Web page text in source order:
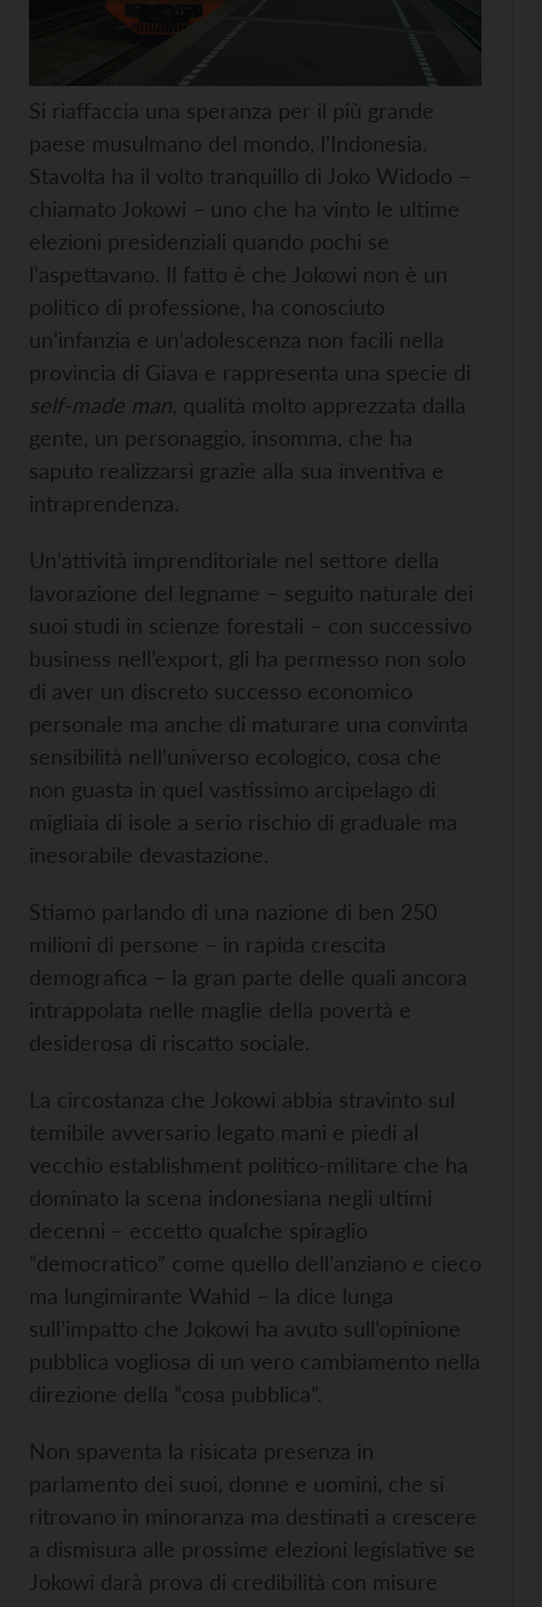
Si riaffaccia una speranza per il più grande
paese musulmano del mondo, l’Indonesia.
Stavolta ha il volto tranquillo di Joko Widodo –
chiamato Jokowi – uno che ha vinto le ultime
elezioni presidenziali quando pochi se
l’aspettavano. Il fatto è che Jokowi non è un
politico di professione, ha conosciuto
un’infanzia e un’adolescenza non facili nella
provincia di Giava e rappresenta una specie di
self-made man , qualità molto apprezzata dalla
gente, un personaggio, insomma, che ha
saputo realizzarsi grazie alla sua inventiva e
intraprendenza.
Un’attività imprenditoriale nel settore della
lavorazione del legname – seguito naturale dei
suoi studi in scienze forestali – con successivo
business nell’export, gli ha permesso non solo
di aver un discreto successo economico
personale ma anche di maturare una convinta
sensibilità nell’universo ecologico, cosa che
non guasta in quel vastissimo arcipelago di
migliaia di isole a serio rischio di graduale ma
inesorabile devastazione.
Stiamo parlando di una nazione di ben 250
milioni di persone – in rapida crescita
demografica – la gran parte delle quali ancora
intrappolata nelle maglie della povertà e
desiderosa di riscatto sociale.
La circostanza che Jokowi abbia stravinto sul
temibile avversario legato mani e piedi al
vecchio establishment politico-militare che ha
dominato la scena indonesiana negli ultimi
decenni – eccetto qualche spiraglio
“democratico” come quello dell’anziano e cieco
ma lungimirante Wahid – la dice lunga
sull’impatto che Jokowi ha avuto sull’opinione
pubblica vogliosa di un vero cambiamento nella
direzione della “cosa pubblica”.
Non spaventa la risicata presenza in
parlamento dei suoi, donne e uomini, che si
ritrovano in minoranza ma destinati a crescere
a dismisura alle prossime elezioni legislative se
Jokowi darà prova di credibilità con misure